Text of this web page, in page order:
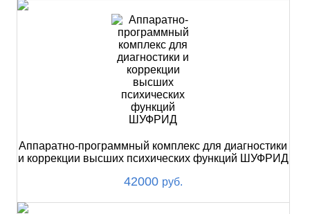
Аппаратно-программный комплекс для диагностики
и коррекции высших психических функций ШУФРИД
42000 руб.